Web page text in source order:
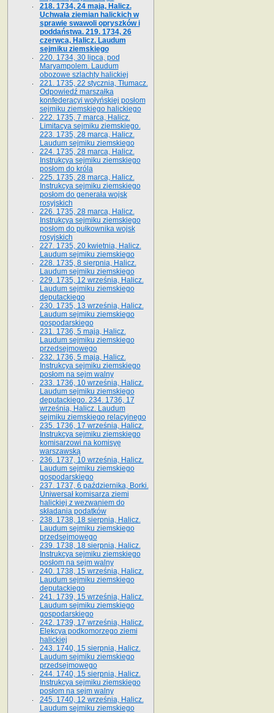
218. 1734, 24 maja, Halicz.
Uchwała ziemian halickich w
sprawie swawoli opryszków i
poddaństwa. 219. 1734, 26
czerwca, Halicz. Laudum
sejmiku ziemskiego
220. 1734, 30 lipca, pod
Maryampolem. Laudum
obozowe szlachty halickiej
221. 1735, 22 stycznia, Tłumacz.
Odpowiedź marszałka
konfederacyi wołyńskiej posłom
sejmiku ziemskiego halickiego
222. 1735, 7 marca, Halicz.
Limitacya sejmiku ziemskiego.
223. 1735, 28 marca, Halicz.
Laudum sejmiku ziemskiego
224. 1735, 28 marca, Halicz.
Instrukcya sejmiku ziemskiego
posłom do króla
225. 1735, 28 marca, Halicz.
Instrukcya sejmiku ziemskiego
posłom do generała wojsk
rosyjskich
226. 1735, 28 marca, Halicz.
Instrukcya sejmiku ziemskiego
posłom do pułkownika wojsk
rosyjskich
227. 1735, 20 kwietnia, Halicz.
Laudum sejmiku ziemskiego
228. 1735, 8 sierpnia, Halicz.
Laudum sejmiku ziemskiego
229. 1735, 12 września, Halicz.
Laudum sejmiku ziemskiego
deputackiego
230. 1735, 13 września, Halicz.
Laudum sejmiku ziemskiego
gospodarskiego
231. 1736, 5 maja, Halicz.
Laudum sejmiku ziemskiego
przedsejmowego
232. 1736, 5 maja, Halicz.
Instrukcya sejmiku ziemskiego
posłom na sejm walny
233. 1736, 10 września, Halicz.
Laudum sejmiku ziemskiego
deputackiego. 234. 1736, 17
września, Halicz. Laudum
sejmiku ziemskiego relacyjnego
235. 1736, 17 września, Halicz.
Instrukcya sejmiku ziemskiego
komisarzowi na komisyę
warszawską
236. 1737, 10 września, Halicz.
Laudum sejmiku ziemskiego
gospodarskiego
237. 1737, 6 października, Borki.
Uniwersał komisarza ziemi
halickiej z wezwaniem do
składania podatków
238. 1738, 18 sierpnia, Halicz.
Laudum sejmiku ziemskiego
przedsejmowego
239. 1738, 18 sierpnia, Halicz.
Instrukcya sejmiku ziemskiego
posłom na sejm walny
240. 1738, 15 września, Halicz.
Laudum sejmiku ziemskiego
deputackiego
241. 1739, 15 września, Halicz.
Laudum sejmiku ziemskiego
gospodarskiego
242. 1739, 17 września, Halicz.
Elekcya podkomorzego ziemi
halickiej
243. 1740, 15 sierpnia, Halicz.
Laudum sejmiku ziemskiego
przedsejmowego
244. 1740, 15 sierpnia, Halicz.
Instrukcya sejmiku ziemskiego
posłom na sejm walny
245. 1740, 12 września, Halicz.
Laudum sejmiku ziemskiego